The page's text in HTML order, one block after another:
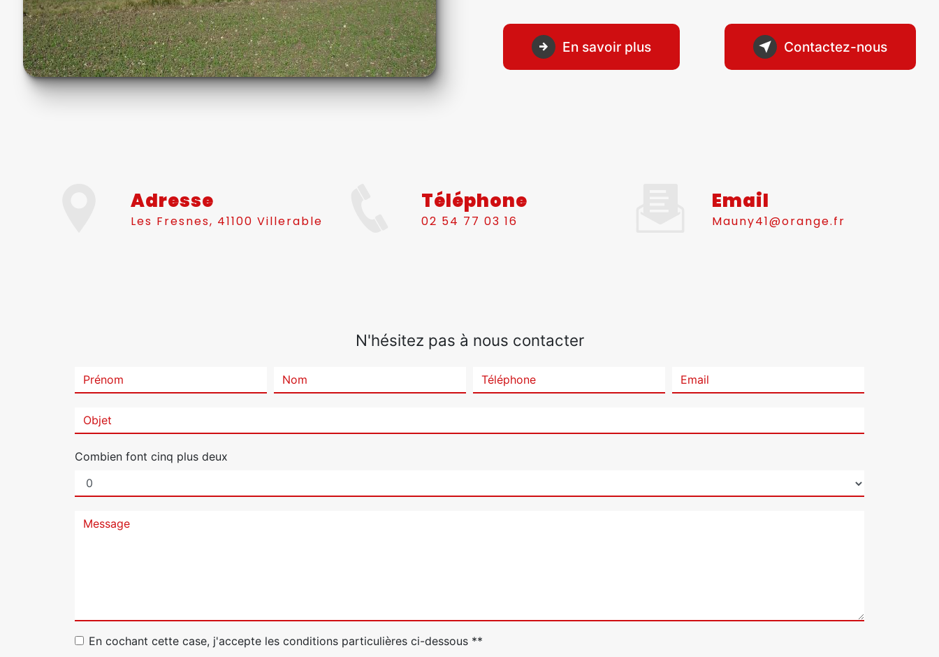
En savoir plus Contactez-nous
Adresse
Les Fresnes, 41100 Villerable
Téléphone
02 54 77 03 16
Email
mauny41@orange.fr
N'hésitez pas à nous contacter
Combien font cinq plus deux
En cochant cette case, j'accepte les conditions particulières ci-dessous **